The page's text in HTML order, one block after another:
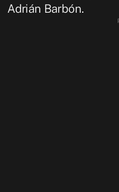
Adrián Barbón.